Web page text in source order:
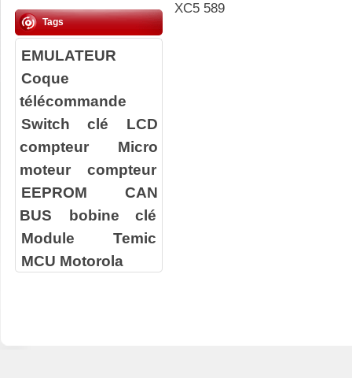
Tags
EMULATEUR
Coque
télécommande
Switch clé
LCD
compteur
Micro
moteur compteur
EEPROM
CAN
BUS
bobine clé
Module Temic
MCU Motorola
XC5 589